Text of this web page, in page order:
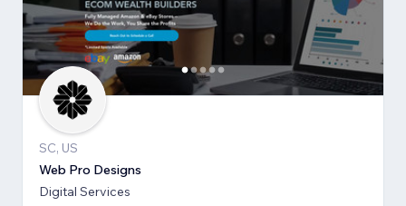
SC, US
Web Pro Designs
Digital Services